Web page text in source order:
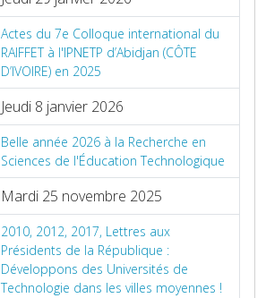
Actes du 7e Colloque international du
RAIFFET à l'IPNETP d’Abidjan (CÔTE
D’IVOIRE) en 2025
Jeudi 8 janvier 2026
Belle année 2026 à la Recherche en
Sciences de l'Éducation Technologique
Mardi 25 novembre 2025
2010, 2012, 2017, Lettres aux
Présidents de la République :
Développons des Universités de
Technologie dans les villes moyennes !